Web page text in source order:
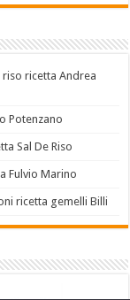
ricetta Andrea
Potenzano
Sal De Riso
Fulvio Marino
ricetta gemelli Billi